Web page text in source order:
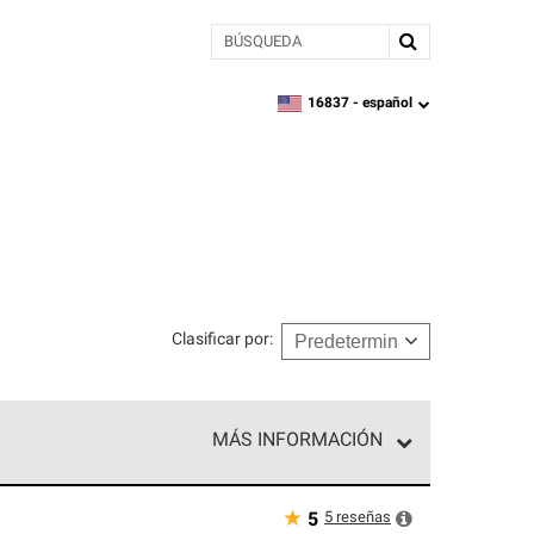
BÚSQUEDA
zipcode,language
16837 - español
Clasificar por:
MÁS INFORMACIÓN
y confiabilidad.
★ 5 5 reseñas